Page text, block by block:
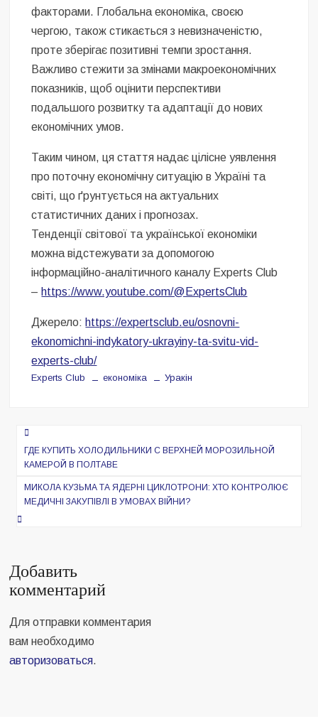
факторами. Глобальна економіка, своєю
чергою, також стикається з невизначеністю,
проте зберігає позитивні темпи зростання.
Важливо стежити за змінами макроекономічних
показників, щоб оцінити перспективи
подальшого розвитку та адаптації до нових
економічних умов.
Таким чином, ця стаття надає цілісне уявлення
про поточну економічну ситуацію в Україні та
світі, що ґрунтується на актуальних
статистичних даних і прогнозах.
Тенденції світової та української економіки
можна відстежувати за допомогою
інформаційно-аналітичного каналу Experts Club
– https://www.youtube.com/@ExpertsClub
Джерело: https://expertsclub.eu/osnovni-
ekonomichni-indykatory-ukrayiny-ta-svitu-vid-
experts-club/
Experts Club економіка Уракін
Навигация
по
записям
ГДЕ КУПИТЬ ХОЛОДИЛЬНИКИ С ВЕРХНЕЙ МОРОЗИЛЬНОЙ
КАМЕРОЙ В ПОЛТАВЕ
МИКОЛА КУЗЬМА ТА ЯДЕРНІ ЦИКЛОТРОНИ: ХТО КОНТРОЛЮЄ
МЕДИЧНІ ЗАКУПІВЛІ В УМОВАХ ВІЙНИ?
Добавить
комментарий
Для отправки комментария
вам необходимо
авторизоваться.